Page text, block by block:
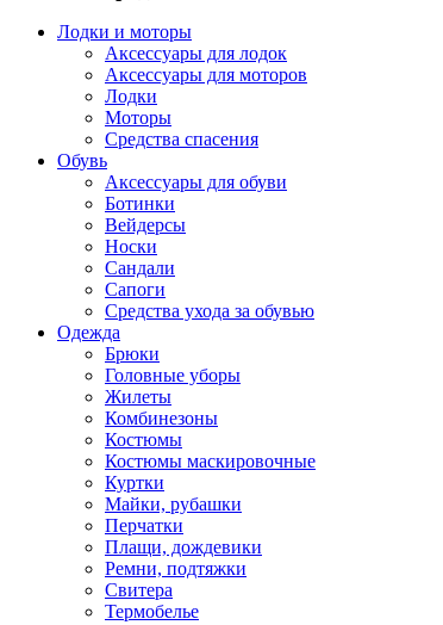
Лодки и моторы
Аксессуары для лодок
Аксессуары для моторов
Лодки
Моторы
Средства спасения
Обувь
Аксессуары для обуви
Ботинки
Вейдерсы
Носки
Сандали
Сапоги
Средства ухода за обувью
Одежда
Брюки
Головные уборы
Жилеты
Комбинезоны
Костюмы
Костюмы маскировочные
Куртки
Майки, рубашки
Перчатки
Плащи, дождевики
Ремни, подтяжки
Свитера
Термобелье